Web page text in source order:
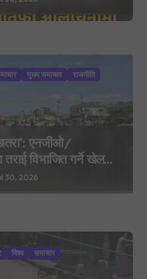
मुख्य समाचार
राजनीति
एनजीओ/
विभाजित गर्ने खेल
30, 2026
विश्व समाचार